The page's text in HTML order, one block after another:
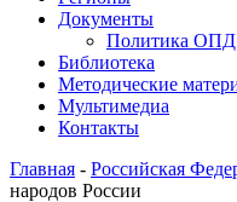
Документы
Политика ОПД
Библиотека
Методические
Мультимедиа
Контакты
Главная - Российская
народов России